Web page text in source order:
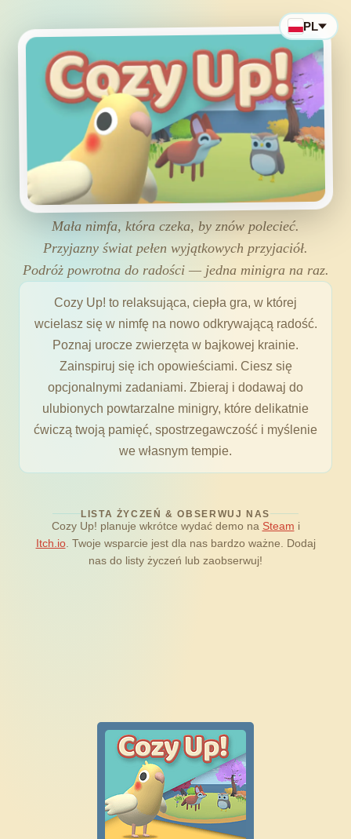
Mała nimfa, która czeka, by znów polecieć.
Przyjazny świat pełen wyjątkowych przyjaciół.
Podróż powrotna do radości — jedna minigra na raz.
Cozy Up! to relaksująca, ciepła gra, w której
wcielasz się w nimfę na nowo odkrywającą radość.
Poznaj urocze zwierzęta w bajkowej krainie.
Zainspiruj się ich opowieściami. Ciesz się
opcjonalnymi zadaniami. Zbieraj i dodawaj do
ulubionych powtarzalne minigry, które delikatnie
ćwiczą twoją pamięć, spostrzegawczość i myślenie
we własnym tempie.
LISTA ŻYCZEŃ & OBSERWUJ NAS
Cozy Up! planuje wkrótce wydać demo na Steam i
Itch.io. Twoje wsparcie jest dla nas bardzo ważne. Dodaj
nas do listy życzeń lub zaobserwuj!
PL